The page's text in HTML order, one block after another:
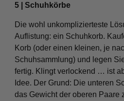
5 | Schuhkörbe
Die wohl unkomplizierteste
Auflistung: ein Schuhkorb.
Korb (oder einen kleinen, je
Schuhsammlung) und legen
fertig. Klingt verlockend … ist
Idee. Der Grund: Die unteren
das Gewicht der oberen Paare